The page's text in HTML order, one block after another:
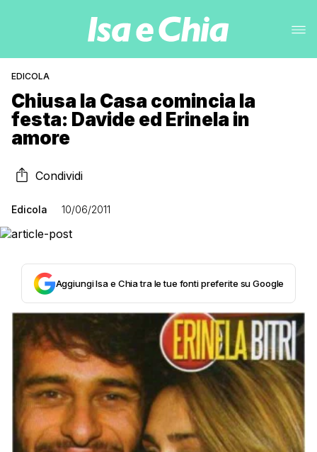
EDICOLA
Chiusa la Casa comincia la
festa: Davide ed Erinela in
amore
Condividi
Edicola 10/06/2011
Aggiungi Isa e Chia tra le tue fonti preferite su Google